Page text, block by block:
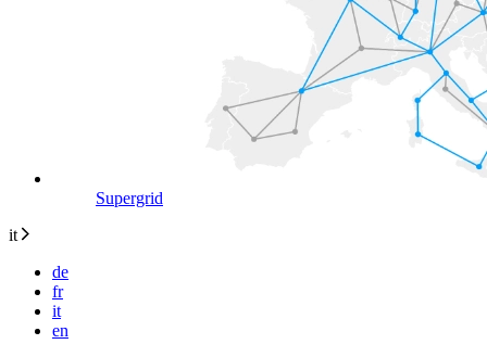
Supergrid
it
de
fr
it
en